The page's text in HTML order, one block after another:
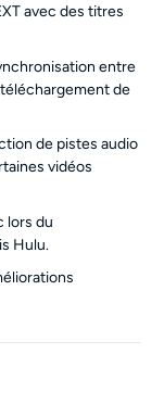
avec des titres
entre
de
de pistes audio
vidéos
lors du
Hulu.